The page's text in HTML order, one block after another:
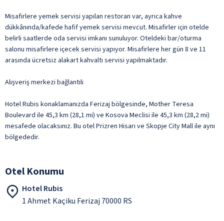
Misafirlere yemek servisi yapılan restoran var, ayrıca kahve
dükkânında/kafede hafif yemek servisi mevcut. Misafirler için otelde
belirli saatlerde oda servisi imkanı sunuluyor. Oteldeki bar/oturma
salonu misafirlere içecek servisi yapıyor. Misafirlere her gün 8 ve 11
arasında ücretsiz alakart kahvaltı servisi yapılmaktadır.
Alışveriş merkezi bağlantılı
Hotel Rubis konaklamanızda Ferizaj bölgesinde, Mother Teresa
Boulevard ile 45,3 km (28,1 mi) ve Kosova Meclisi ile 45,3 km (28,2 mi)
mesafede olacaksınız. Bu otel Prizren Hisarı ve Skopje City Mall ile aynı
bölgededir.
Otel Konumu
Hotel Rubis
1 Ahmet Kaçiku Ferizaj 70000 RS